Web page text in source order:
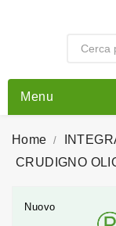
Menu
Home
CRUDIGNO
Nuovo